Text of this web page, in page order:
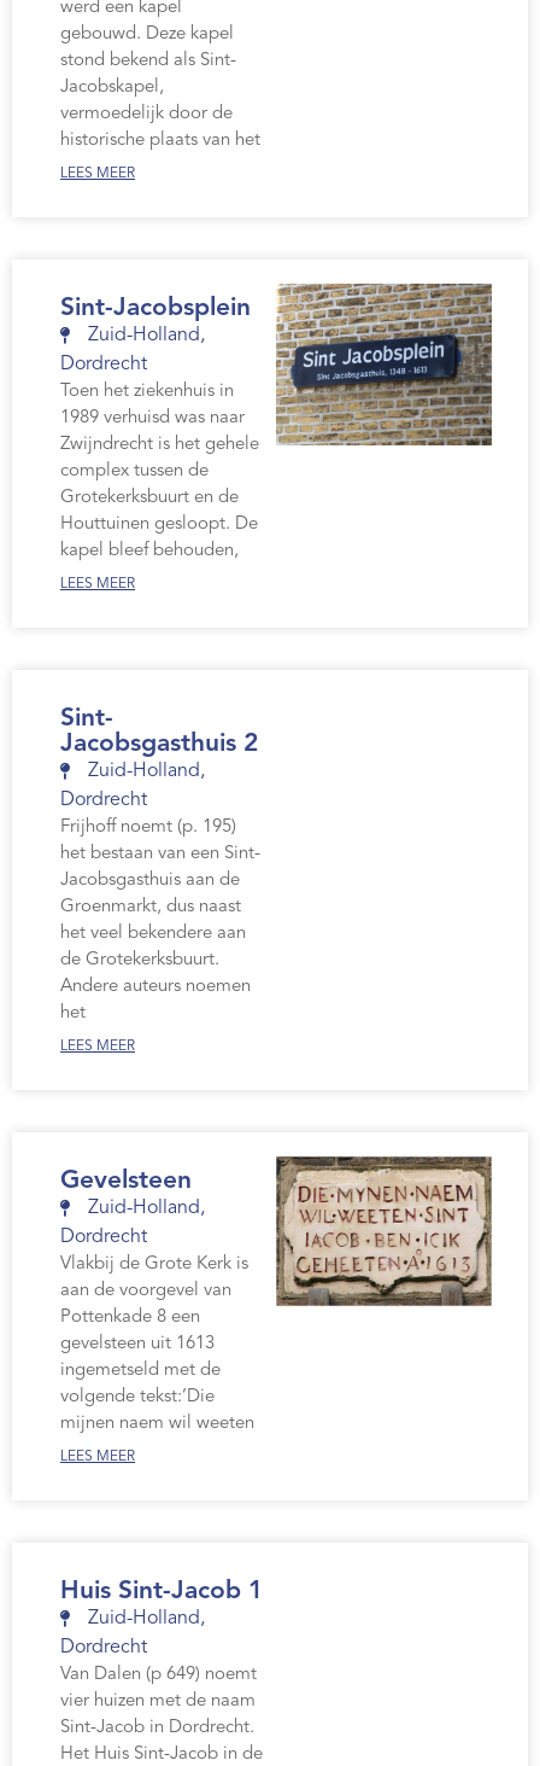
werd een kapel
gebouwd. Deze kapel
stond bekend als Sint-
Jacobskapel,
vermoedelijk door de
historische plaats van het
LEES MEER
Sint-Jacobsplein
Zuid-Holland,
Dordrecht
Toen het ziekenhuis in
1989 verhuisd was naar
Zwijndrecht is het gehele
complex tussen de
Grotekerksbuurt en de
Houttuinen gesloopt. De
kapel bleef behouden,
LEES MEER
Sint-
Jacobsgasthuis 2
Zuid-Holland,
Dordrecht
Frijhoff noemt (p. 195)
het bestaan van een Sint-
Jacobsgasthuis aan de
Groenmarkt, dus naast
het veel bekendere aan
de Grotekerksbuurt.
Andere auteurs noemen
het
LEES MEER
Gevelsteen
Zuid-Holland,
Dordrecht
Vlakbij de Grote Kerk is
aan de voorgevel van
Pottenkade 8 een
gevelsteen uit 1613
ingemetseld met de
volgende tekst:’Die
mijnen naem wil weeten
LEES MEER
Huis Sint-Jacob 1
Zuid-Holland,
Dordrecht
Van Dalen (p 649) noemt
vier huizen met de naam
Sint-Jacob in Dordrecht.
Het Huis Sint-Jacob in de